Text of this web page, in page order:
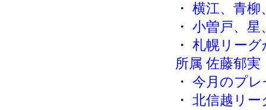
・ 横江、青柳
・ 小曽戸、星
・ 札幌リー
所属 佐藤郁
・ 今月のプ
・ 北信越リー